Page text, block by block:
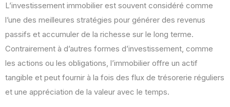
L’investissement immobilier est souvent considéré comme
l’une des meilleures stratégies pour générer des revenus
passifs et accumuler de la richesse sur le long terme.
Contrairement à d’autres formes d’investissement, comme
les actions ou les obligations, l’immobilier offre un actif
tangible et peut fournir à la fois des flux de trésorerie réguliers
et une appréciation de la valeur avec le temps.